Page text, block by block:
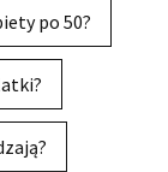
po 50?